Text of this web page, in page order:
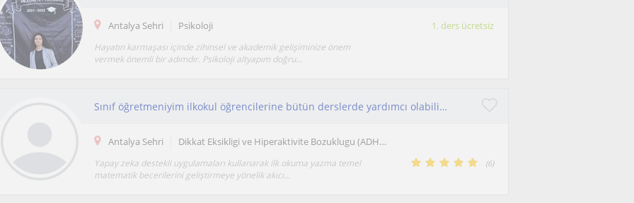
Antalya Sehri Psikoloji 1. ders ücretsiz
Hayatın karmaşası içinde zihinsel ve akademik gelişiminize önem
vermek önemli bir adımdır. Psikoloji altyapım doğru...
Sınıf öğretmeniyim ilkokul öğrencilerine bütün derslerde yardımcı olabilirim
Antalya Sehri Dikkat Eksikligi ve Hiperaktivite Bozuklugu (ADHD): Temel Matematik
Yapay zeka destekli uygulamaları kullanarak ilk okuma yazma temel
matematik becerilerini geliştirmeye yönelik akıcı...
(6)